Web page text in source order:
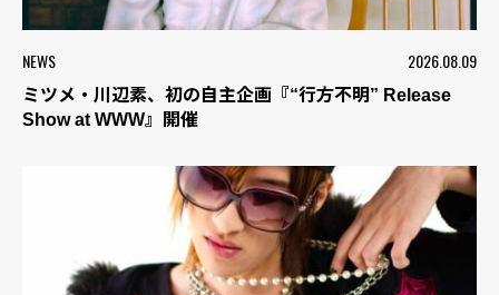
NEWS 2026.08.09
ミツメ・川辺素、初の自主企画『“行方不明” Release
Show at WWW』開催